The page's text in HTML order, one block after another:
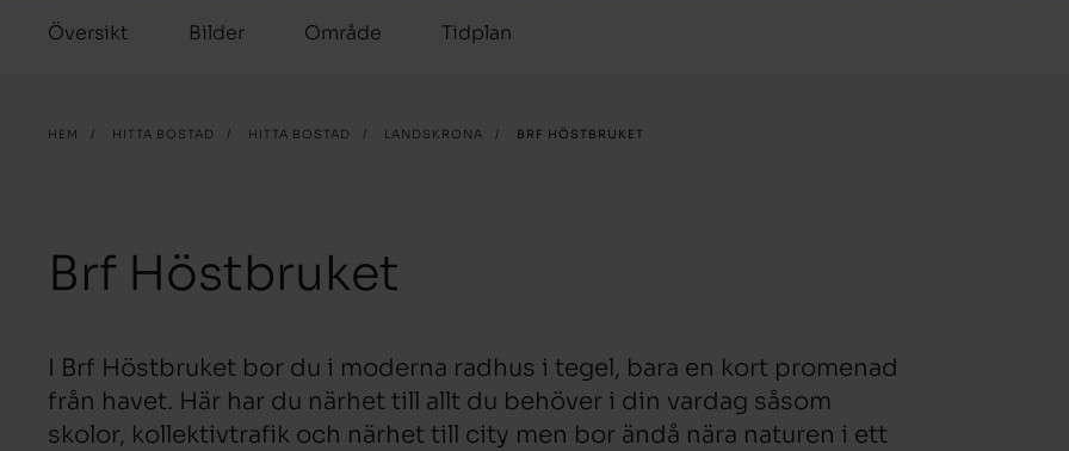
Översikt Bilder Område Tidplan
HEM / HITTA BOSTAD / HITTA BOSTAD / LANDSKRONA / BRF HÖSTBRUKET
Brf Höstbruket
I Brf Höstbruket bor du i moderna radhus i tegel, bara en kort promenad
från havet. Här har du närhet till allt du behöver i din vardag såsom
skolor, kollektivtrafik och närhet till city men bor ändå nära naturen i ett